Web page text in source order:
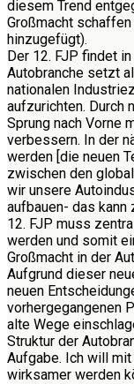
diesem Trend
Großmacht
hinzugefügt).
Der 12. FJP findet
Autobranche setzt
nationalen
aufzurichten. Durch
Sprung nach Vorne
verbessern. In der
werden [die neuen
zwischen den
wir unsere
aufbauen- das kann
12. FJP muss
werden und somit
Großmacht in der
Aufgrund dieser
neuen
vorhergegangenen
alte Wege
Struktur der
Aufgabe. Ich will
wirksamer werden